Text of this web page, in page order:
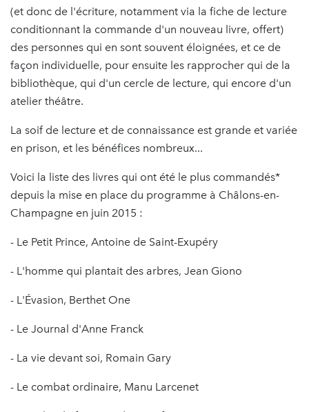
(et donc de l'écriture, notamment via la fiche de lecture
conditionnant la commande d'un nouveau livre, offert)
des personnes qui en sont souvent éloignées, et ce de
façon individuelle, pour ensuite les rapprocher qui de la
bibliothèque, qui d'un cercle de lecture, qui encore d'un
atelier théâtre.
La soif de lecture et de connaissance est grande et variée
en prison, et les bénéfices nombreux...
Voici la liste des livres qui ont été le plus commandés*
depuis la mise en place du programme à Châlons-en-
Champagne en juin 2015 :
- Le Petit Prince, Antoine de Saint-Exupéry
- L'homme qui plantait des arbres, Jean Giono
- L'Évasion, Berthet One
- Le Journal d'Anne Franck
- La vie devant soi, Romain Gary
- Le combat ordinaire, Manu Larcenet